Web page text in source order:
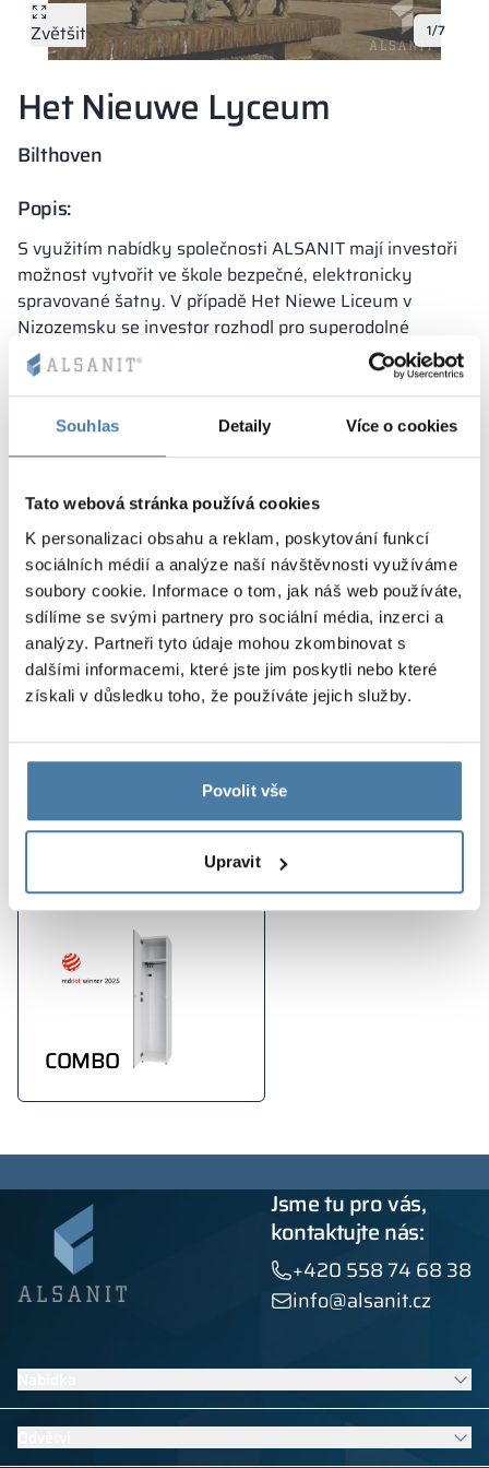
Souhlas Detaily Více o cookies
Tato webová stránka používá cookies
K personalizaci obsahu a reklam, poskytování funkcí
sociálních médií a analýze naší návštěvnosti využíváme
soubory cookie. Informace o tom, jak náš web používáte,
sdílíme se svými partnery pro sociální média, inzerci a
analýzy. Partneři tyto údaje mohou zkombinovat s
dalšími informacemi, které jste jim poskytli nebo které
získali v důsledku toho, že používáte jejich služby.
Povolit vše
Upravit
Kovové skříně
Oddíly
Altus
Skříně typu L
Úplná nabídka
Schválení,
Mapa realizací
1/7
Zvětšit
Het Nieuwe Lyceum
Bilthoven
Popis:
S využitím nabídky společnosti ALSANIT mají investoři
možnost vytvořit ve škole bezpečné, elektronicky
spravované šatny. V případě Het Niewe Liceum v
Nizozemsku se investor rozhodl pro superodolné
skříňky COMBO, které umožňují snadnou integraci do
systému elektronické správy uživatelů.
Žáci si pomocí karty „odskočí“ ke vchodu, otevřou si
skříňku, usadí se v knihovně apod. Takto složitý systém
vyžaduje speciální zámky a elektroinstalaci, pro které se
tohoto systému však oceňují především žáci, kteří mají
nyní k dispozici ergonomické a uživatelsky přívětivé
školní skříňky.
Vlastnosti projektu:
integrované do elektronického systému řízení
ergonomický a moderní výrobek
Produkty použité v realizaci
COMBO
Jsme tu pro vás,
kontaktujte nás:
+420 558 74 68 38
info@alsanit.cz
Šatní skříňky
Sanitární kabiny